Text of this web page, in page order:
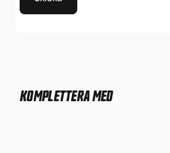
KOMPLETTERA MED